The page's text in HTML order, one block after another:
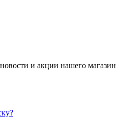
и акции нашего